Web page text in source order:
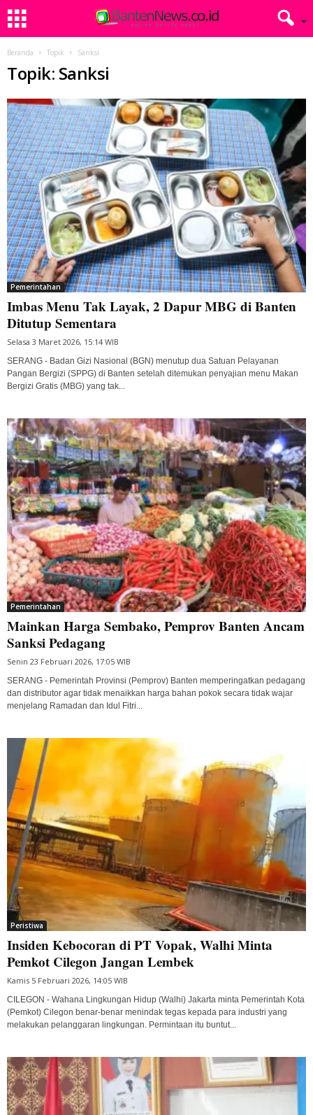
Beranda Topik Sanksi
Topik: Sanksi
Pemerintahan
Imbas Menu Tak Layak, 2 Dapur MBG di Banten
Ditutup Sementara
Selasa 3 Maret 2026, 15:14 WIB
SERANG - Badan Gizi Nasional (BGN) menutup dua Satuan Pelayanan
Pangan Bergizi (SPPG) di Banten setelah ditemukan penyajian menu Makan
Bergizi Gratis (MBG) yang tak...
Pemerintahan
Mainkan Harga Sembako, Pemprov Banten Ancam
Sanksi Pedagang
Senin 23 Februari 2026, 17:05 WIB
SERANG - Pemerintah Provinsi (Pemprov) Banten memperingatkan pedagang
dan distributor agar tidak menaikkan harga bahan pokok secara tidak wajar
menjelang Ramadan dan Idul Fitri...
Peristiwa
Insiden Kebocoran di PT Vopak, Walhi Minta
Pemkot Cilegon Jangan Lembek
Kamis 5 Februari 2026, 14:05 WIB
CILEGON - Wahana Lingkungan Hidup (Walhi) Jakarta minta Pemerintah Kota
(Pemkot) Cilegon benar-benar menindak tegas kepada para industri yang
melakukan pelanggaran lingkungan. Permintaan itu buntut...